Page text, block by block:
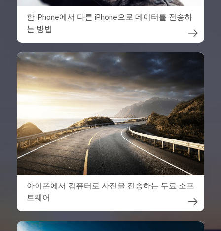
한 iPhone에서 다른 iPhone으로 데이터를 전송하
는 방법

아이폰에서 컴퓨터로 사진을 전송하는 무료 소프
트웨어
